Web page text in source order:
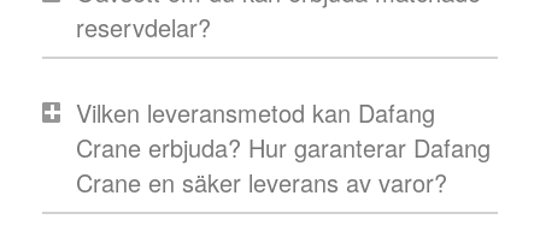
reservdelar?
Vilken leveransmetod kan Dafang
Crane erbjuda? Hur garanterar Dafang
Crane en säker leverans av varor?